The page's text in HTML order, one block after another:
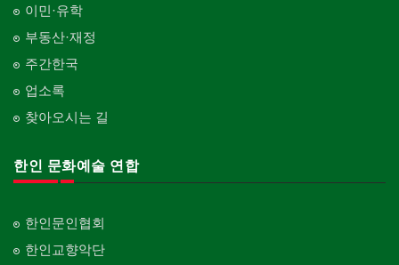
이민·유학
부동산·재정
주간한국
업소록
찾아오시는 길
한인 문화예술 연합
한인문인협회
한인교향악단